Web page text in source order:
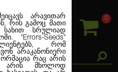
0
არავითარ
რის გამოც მათი
სახით სრულიად
"Errors-Seeds"
რომ
არაკანონიერი
რაც არის
არის მხოლოდ